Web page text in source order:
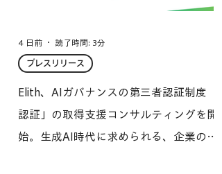
Elith、AIガバナンスの第三者認証制度「C
認証」の取得支援コンサルティングを開
始。生成AI時代に求められる、企業のAI
プレスリリース
4 日前 読了時間: 3分